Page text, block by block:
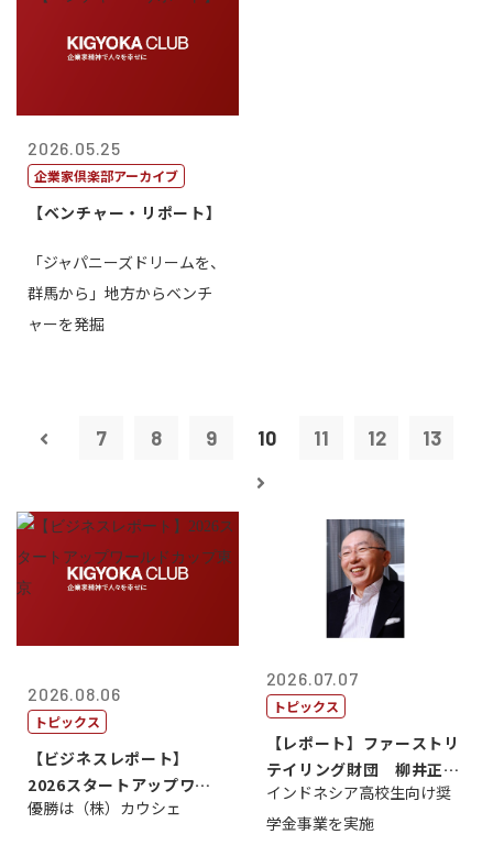
2026.05.25
企業家倶楽部アーカイブ
【ベンチャー・リポート】
「ジャパニーズドリームを、
群馬から」地方からベンチ
ャーを発掘
7 8 9 10 11 12 13
2026.08.06
トピックス
【ビジネスレポート】
2026スタートアップワー
ルドカップ東京
優勝は（株）カウシェ
2026.07.07
トピックス
【レポート】ファーストリ
テイリング財団 柳井正
理事長
インドネシア高校生向け奨
学金事業を実施